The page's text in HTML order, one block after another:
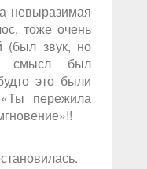
невыразимая
тоже очень
(был звук, но
был
это были
пережила